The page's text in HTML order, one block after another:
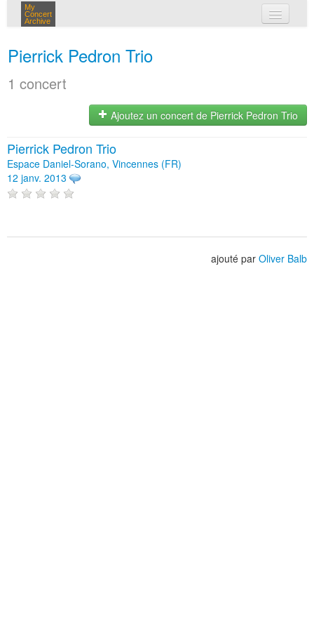
My
Concert
Archive
Pierrick Pedron Trio
1 concert
Ajoutez un concert de Pierrick Pedron Trio
Pierrick Pedron Trio
Espace Daniel-Sorano, Vincennes (FR)
12 janv. 2013
ajouté par Oliver Balb